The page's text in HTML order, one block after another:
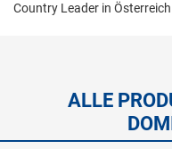
Country Leader in
ALLE